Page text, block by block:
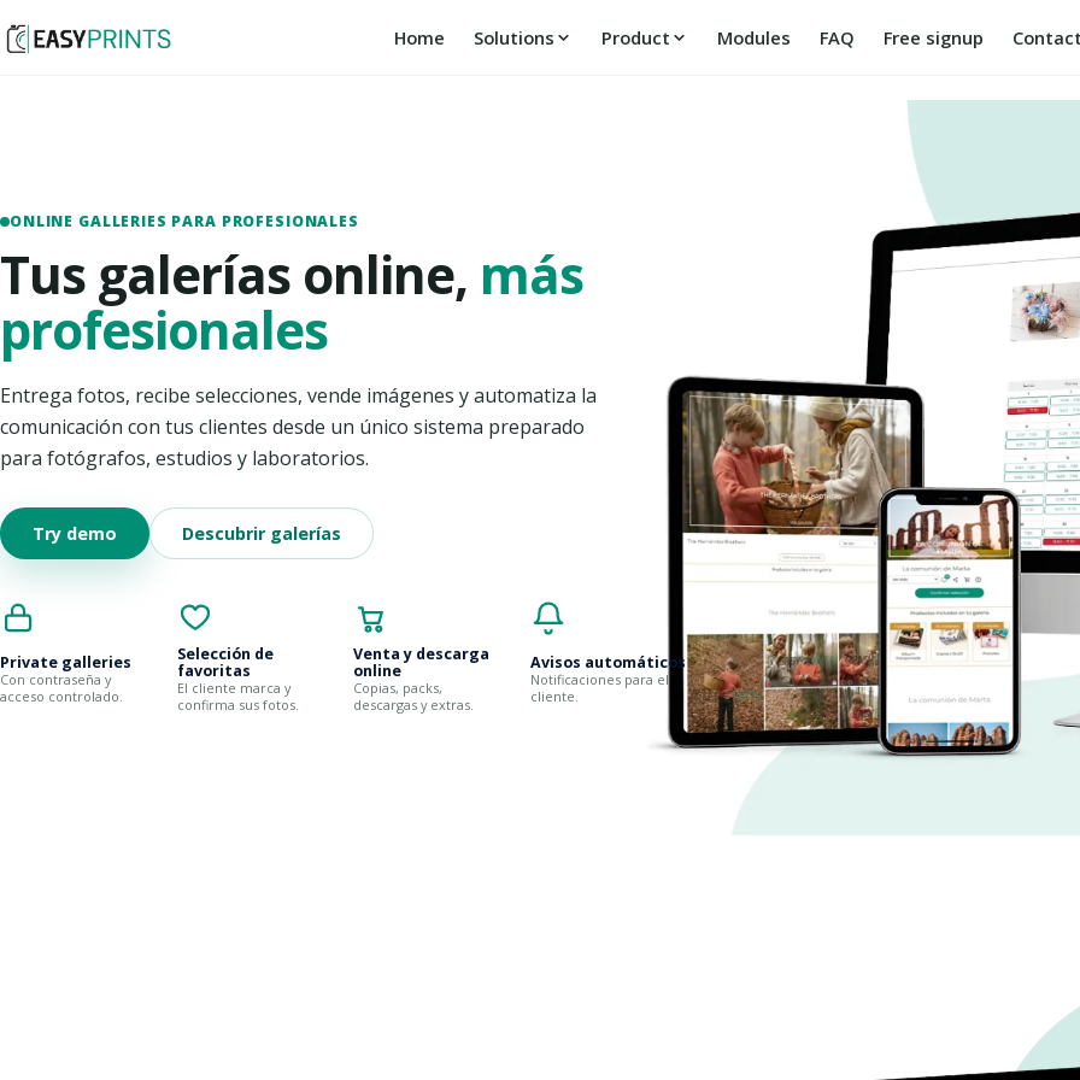
Home Solutions Product Modules FAQ Free signup
ONLINE GALLERIES PARA PROFESIONALES
Tus galerías online, más
profesionales
Entrega fotos, recibe selecciones, vende imágenes y automatiza la
comunicación con tus clientes desde un único sistema preparado
para fotógrafos, estudios y laboratorios.
Try demo Descubrir galerías
Private galleries
Con contraseña y
acceso controlado.
Selección de
favoritas
El cliente marca y
confirma sus fotos.
Venta y descarga
online
Copias, packs,
descargas y extras.
Avisos automáticos
Notificaciones para el
cliente.